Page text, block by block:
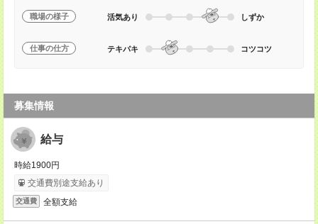
職場の様子 活気あり しずか
仕事の仕方 テキパキ コツコツ
募集情報
給与
時給1900円
交通費別途支給あり
交通費 全額支給